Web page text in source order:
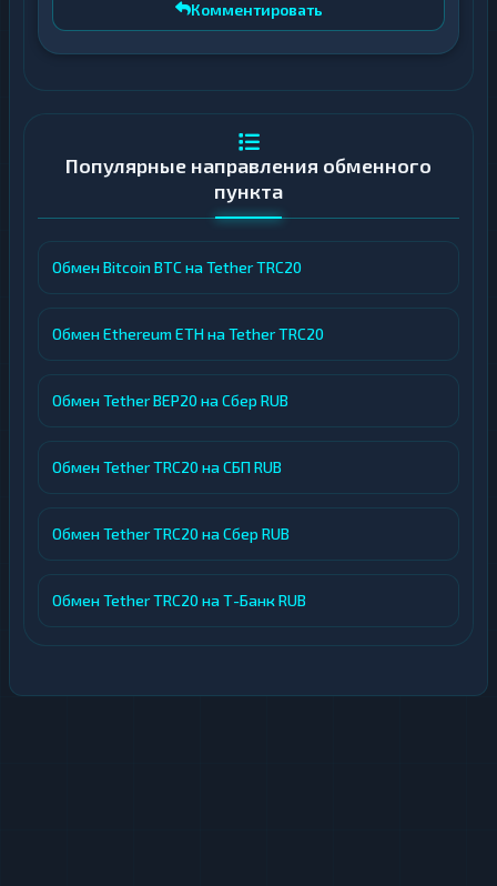
Комментировать
Популярные направления обменного
пункта
Обмен Bitcoin BTC на Tether TRC20
Обмен Ethereum ETH на Tether TRC20
Обмен Tether BEP20 на Сбер RUB
Обмен Tether TRC20 на СБП RUB
Обмен Tether TRC20 на Сбер RUB
Обмен Tether TRC20 на Т-Банк RUB